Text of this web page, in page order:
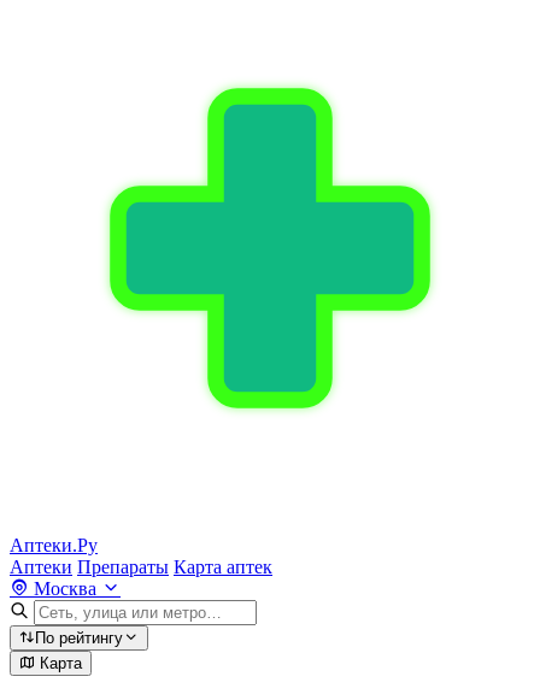
Аптеки.Ру
Аптеки Препараты Карта аптек
Москва
По рейтингу
Карта